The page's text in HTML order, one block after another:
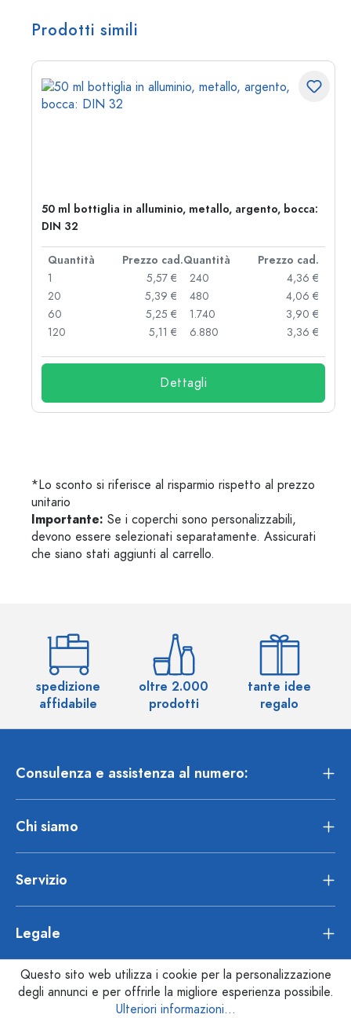
Prodotti simili
50 ml bottiglia in alluminio, metallo, argento, bocca:
DIN 32
Quantità Prezzo cad.Quantità
Prezzo cad.
1
5,57 €
20
5,39 €
60
5,25 €
120
5,11 €
240
4,36 €
480
4,06 €
1.740
3,90 €
6.880
3,36 €
Dettagli
*Lo sconto si riferisce al risparmio rispetto al prezzo
unitario
Importante: Se i coperchi sono personalizzabili,
devono essere selezionati separatamente. Assicurati
che siano stati aggiunti al carrello.
spedizione
affidabile
oltre 2.000
prodotti
tante idee
regalo
Consulenza e assistenza al numero:
Chi siamo
Servizio
Legale
Questo sito web utilizza i cookie per la personalizzazione
degli annunci e per offrirle la migliore esperienza possibile.
Ulteriori informazioni...